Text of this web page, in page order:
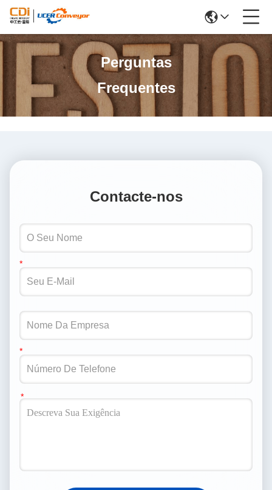
Perguntas
Frequentes
Contacte-nos